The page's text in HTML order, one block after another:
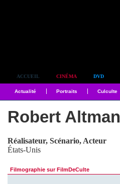
ACCUEIL CINÉMA DVD
Actualité Portraits Culculte
Robert Altman
Réalisateur, Scénario, Acteur
États-Unis
Filmographie sur FilmDeCulte